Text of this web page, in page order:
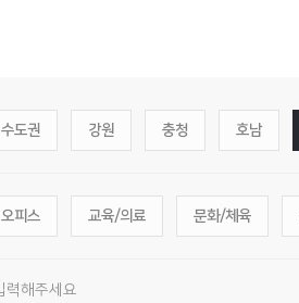
수도권 강원 충청 호남
오피스 교육/의료 문화/체육